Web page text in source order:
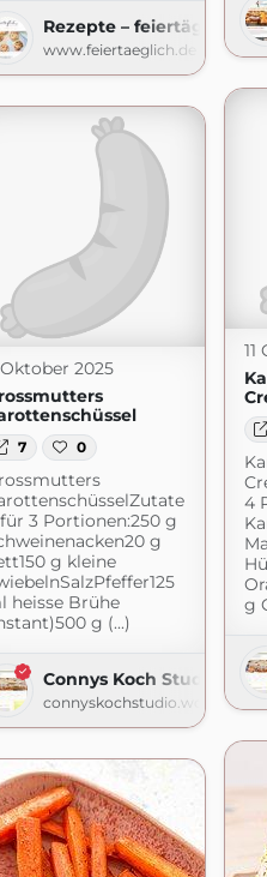
Rezepte –
www.feiertaeglich.de
4
g
2025
7 0
3 Portionen:250 g
g
g kleine
heisse Brühe
g (...)
Connys Koch Studio